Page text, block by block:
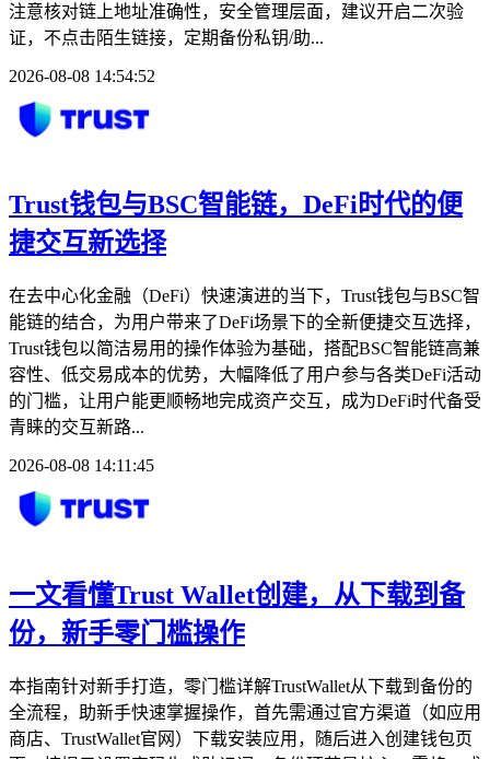
注意核对链上地址准确性，安全管理层面，建议开启二次验
证，不点击陌生链接，定期备份私钥/助...
2026-08-08 14:54:52
Trust钱包与BSC智能链，DeFi时代的便
捷交互新选择
在去中心化金融（DeFi）快速演进的当下，Trust钱包与BSC智
能链的结合，为用户带来了DeFi场景下的全新便捷交互选择，
Trust钱包以简洁易用的操作体验为基础，搭配BSC智能链高兼
容性、低交易成本的优势，大幅降低了用户参与各类DeFi活动
的门槛，让用户能更顺畅地完成资产交互，成为DeFi时代备受
青睐的交互新路...
2026-08-08 14:11:45
一文看懂Trust Wallet创建，从下载到备
份，新手零门槛操作
本指南针对新手打造，零门槛详解TrustWallet从下载到备份的
全流程，助新手快速掌握操作，首先需通过官方渠道（如应用
商店、TrustWallet官网）下载安装应用，随后进入创建钱包页